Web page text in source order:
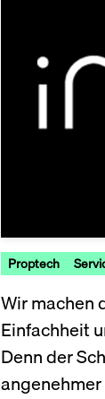
Proptech
Wir machen
Einfachheit
Denn der